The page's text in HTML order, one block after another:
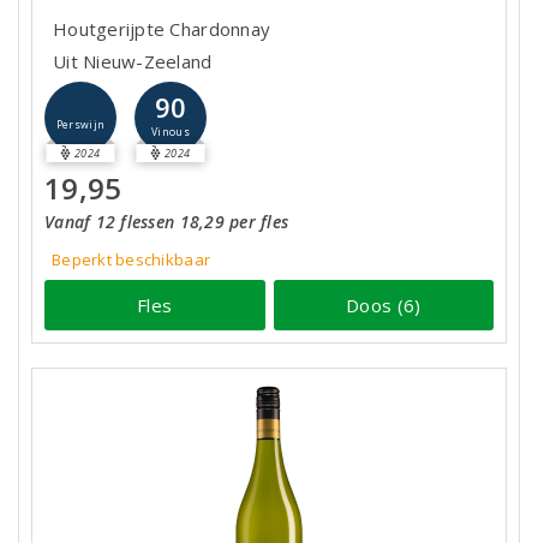
Houtgerijpte Chardonnay
Uit Nieuw-Zeeland
Perswijn
2024
90
Vinous
2024
19,95
Vanaf 12 flessen 18,29 per fles
Beperkt beschikbaar
Fles Doos (6)